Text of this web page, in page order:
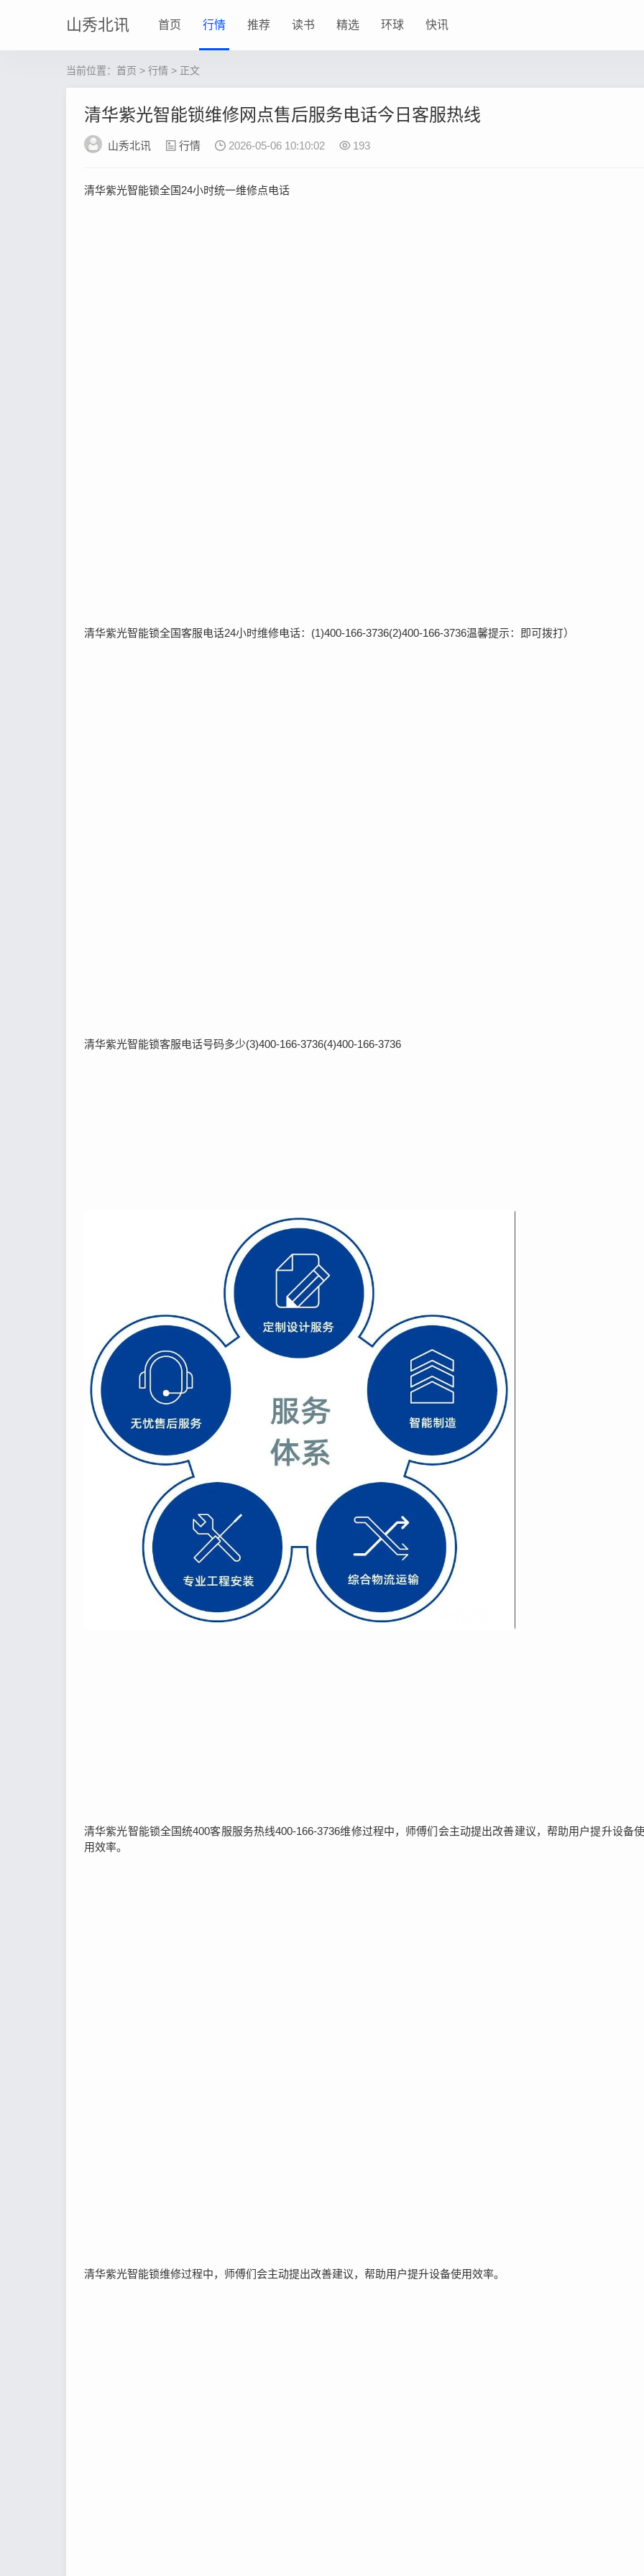
山秀北讯 首页 行情 推荐 读书 精选 环球 快讯
当前位置： 首页 > 行情 > 正文
清华紫光智能锁维修网点售后服务电话今日客服热线
山秀北讯 行情 2026-05-06 10:10:02 193
清华紫光智能锁全国24小时统一维修点电话
清华紫光智能锁全国客服电话24小时维修电话：(1)400-166-3736(2)400-166-3736温馨提示：即可拨打）
清华紫光智能锁客服电话号码多少(3)400-166-3736(4)400-166-3736
清华紫光智能锁全国统400客服服务热线400-166-3736维修过程中，师傅们会主动提出改善建议，帮助用户提升设备使
用效率。
清华紫光智能锁维修过程中，师傅们会主动提出改善建议，帮助用户提升设备使用效率。